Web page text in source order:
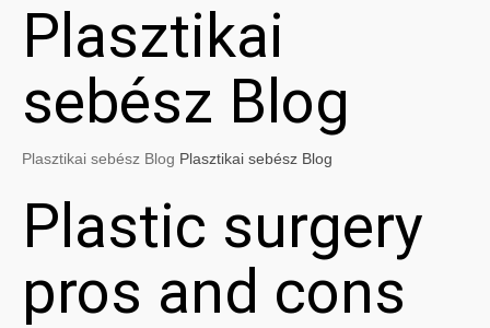
Plasztikai
sebész Blog
Plasztikai sebész Blog Plasztikai sebész Blog
Plastic surgery
pros and cons